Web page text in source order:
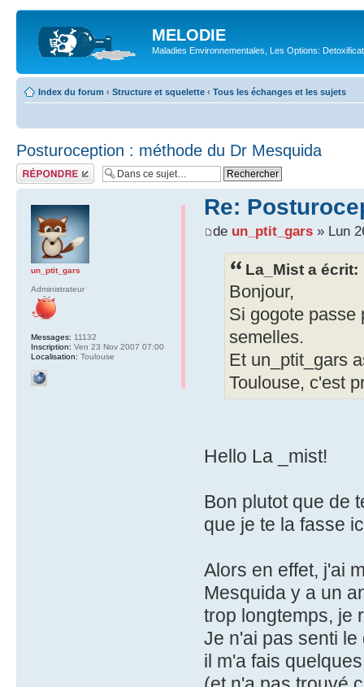
MELODIE
Maladies Environnementales, Les Options:
Index du forum ‹ Structure et squelette ‹ Tous les échanges et les sujets
Posturoception : méthode du Dr Mesquida
Répondre
Re:
de un_ptit_gars» Lun
La_Mist a écrit:
Bonjour,
Si gogote passe
semelles.
Et un_ptit_gars
Toulouse, c'est
Hello La _mist!
Bon plutot que de
que je te la fasse
Alors en effet, j'ai
Mesquida y a un
trop longtemps, je
Je n'ai pas senti
il m'a fais
un_ptit_gars
Administrateur
Messages: 11132
Inscription: Ven 23 Nov 2007 07:00
Localisation: Toulouse